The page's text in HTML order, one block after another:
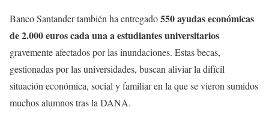
Banco Santander también ha entregado550 ayudas económicas
de 2.000 euros cada una a estudiantes universitarios
gravemente afectados por las inundaciones. Estas becas,
gestionadas por las universidades, buscan aliviar la difícil
situación económica, social y familiar en la que se vieron sumidos
muchos alumnos tras la DANA.